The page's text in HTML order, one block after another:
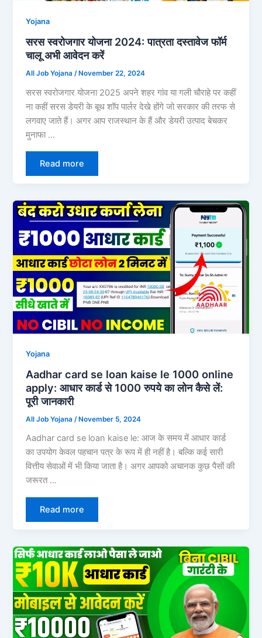
Yojana
सरस स्वरोजगार योजना 2024: पात्रता दस्तावेज फॉर्म
चालू अभी आवेदन करें
All Job Yojana/November 22, 2024
सरस स्वरोजगार योजना 2025 अपने शहर गांव या गली चौराहे पर कहीं
ना कहीं सरस डेयरी के बूथ शॉप पार्लर देखे होंगे जो सरकार की तरफ से
लगवाए जाते हैं। अगर आप राजस्थान के हैं और डेयरी उत्पाद बेचकर
मुनाफा …
Read more
Yojana
Aadhar card se loan kaise le 1000 online
apply: आधार कार्ड से 1000 रुपये का लोन कैसे लें:
पूरी जानकारी
All Job Yojana /November 5, 2024
Aadhar card se loan kaise le: आज के समय में आधार कार्ड
का उपयोग केवल पहचान पत्र के रूप में ही नहीं है। बल्कि कई सारी
वित्तीय सेवाओं में भी किया जाता है। अगर आपको अचानक कुछ पैसों की
जरूरत …
Read more